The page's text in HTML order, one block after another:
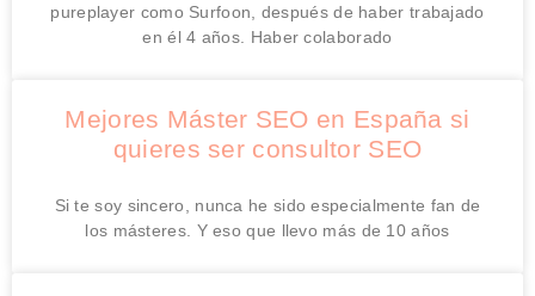
pureplayer como Surfoon, después de haber trabajado
en él 4 años. Haber colaborado
Mejores Máster SEO en España si
quieres ser consultor SEO
Si te soy sincero, nunca he sido especialmente fan de
los másteres. Y eso que llevo más de 10 años